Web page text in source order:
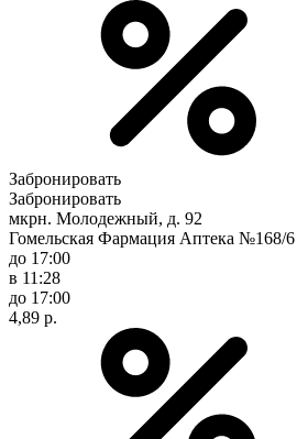
Забронировать
Забронировать
мкрн. Молодежный, д. 92
Гомельская Фармация Аптека №168/6
до 17:00
в 11:28
до 17:00
4,89 р.